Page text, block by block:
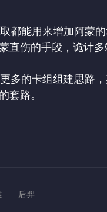
都能用来增加阿蒙
直伤的手段，诡计
多的卡组组建思路
套路。
——后羿